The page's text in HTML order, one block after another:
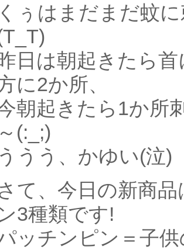
くぅはまだまだ蚊
日は朝起きたら
に2か所、
朝起きたら1か所
～(:_;)
ううう、かゆい(泣)
て、今日の新商
3種類です!
ッチンピン＝子